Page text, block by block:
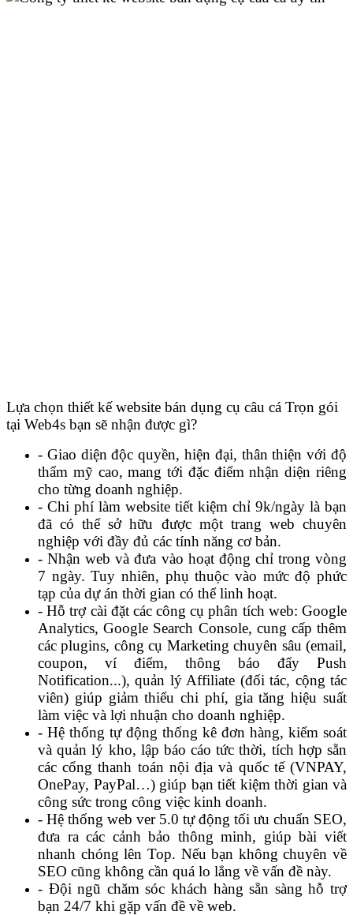
Lựa chọn thiết kế website bán dụng cụ câu cá Trọn gói
tại Web4s bạn sẽ nhận được gì?
- Giao diện độc quyền, hiện đại, thân thiện với độ
thẩm mỹ cao, mang tới đặc điểm nhận diện riêng
cho từng doanh nghiệp.
- Chi phí làm website tiết kiệm chỉ 9k/ngày là bạn
đã có thể sở hữu được một trang web chuyên
nghiệp với đầy đủ các tính năng cơ bản.
- Nhận web và đưa vào hoạt động chỉ trong vòng
7 ngày. Tuy nhiên, phụ thuộc vào mức độ phức
tạp của dự án thời gian có thể linh hoạt.
- Hỗ trợ cài đặt các công cụ phân tích web: Google
Analytics, Google Search Console, cung cấp thêm
các plugins, công cụ Marketing chuyên sâu (email,
coupon, ví điểm, thông báo đẩy Push
Notification...), quản lý Affiliate (đối tác, cộng tác
viên) giúp giảm thiểu chi phí, gia tăng hiệu suất
làm việc và lợi nhuận cho doanh nghiệp.
- Hệ thống tự động thống kê đơn hàng, kiểm soát
và quản lý kho, lập báo cáo tức thời, tích hợp sẵn
các cổng thanh toán nội địa và quốc tế (VNPAY,
OnePay, PayPal…) giúp bạn tiết kiệm thời gian và
công sức trong công việc kinh doanh.
- Hệ thống web ver 5.0 tự động tối ưu chuẩn SEO,
đưa ra các cảnh bảo thông minh, giúp bài viết
nhanh chóng lên Top. Nếu bạn không chuyên về
SEO cũng không cần quá lo lắng về vấn đề này.
- Đội ngũ chăm sóc khách hàng sẵn sàng hỗ trợ
bạn 24/7 khi gặp vấn đề về web.